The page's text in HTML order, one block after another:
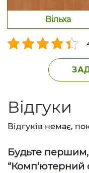
Вільха
Відгуки
Відгуків немає,
Будьте першим,
“Комп’ютерний